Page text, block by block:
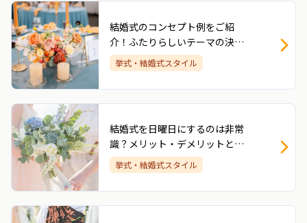
結婚式のコンセプト例をご紹
介！ふたりらしいテーマの決め
方とおしゃれな実例
挙式・結婚式スタイル
結婚式を日曜日にするのは非常
識？メリット・デメリットとゲ
ストに喜ばれる工夫
挙式・結婚式スタイル